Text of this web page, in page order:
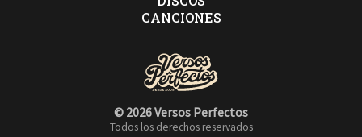
CANCIONES
© 2026 Versos Perfectos
Todos los derechos reservados